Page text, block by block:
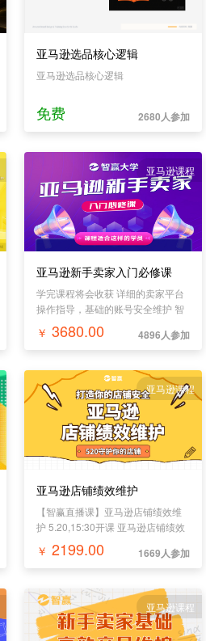
亚马逊选品核心逻辑
亚马逊选品核心逻辑
免费 2680人参加
亚马逊课程
亚马逊新手卖家入门必修课
学完课程将会收获 详细的卖家平台
操作指导，基础的账号安全维护 智
赢ERP操作实操，包括采集、订
单、上架 通过智赢ERP高效快速制
思路，店铺后台常用设置，提升运
营效率
￥ 3680.00 4896人参加
亚马逊课程
亚马逊店铺绩效维护
【智赢直播课】亚马逊店铺绩效维
护 5.20,15:30开课 亚马逊店铺绩效
含义、作用； 绩效构成、影响·····
￥ 2199.00 1669人参加
亚马逊课程